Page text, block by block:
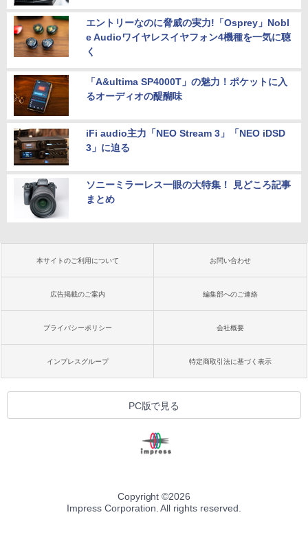
エントリーなのに脅威の実力!「Osprey」Nobl
e Audioワイヤレスイヤフォン4機種を一気に聴
く
「A&ultima SP4000T」の魅力！ポケットに入
るオーディオの醍醐味
iFi audio主力「NEO Stream 3」「NEO iDSD
3」に迫る
ソニーミラーレス一眼の大特集！ 見どころ記事
まとめ
本サイトのご利用について お問い合わせ
広告掲載のご案内 編集部へのご連絡
プライバシーポリシー 会社概要
インプレスグループ 特定商取引法に基づく表示
PC版で見る
Copyright ©2026
Impress Corporation. All rights reserved.